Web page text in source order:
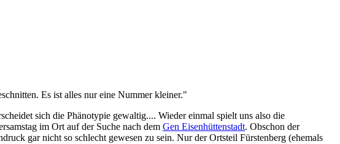
Es ist alles nur eine Nummer kleiner."
sich die Phänotypie gewaltig.... Wieder einmal spielt uns also die
im Ort auf der Suche nach dem Gen Eisenhüttenstadt. Obschon der
gar nicht so schlecht gewesen zu sein. Nur der Ortsteil Fürstenberg (ehemals